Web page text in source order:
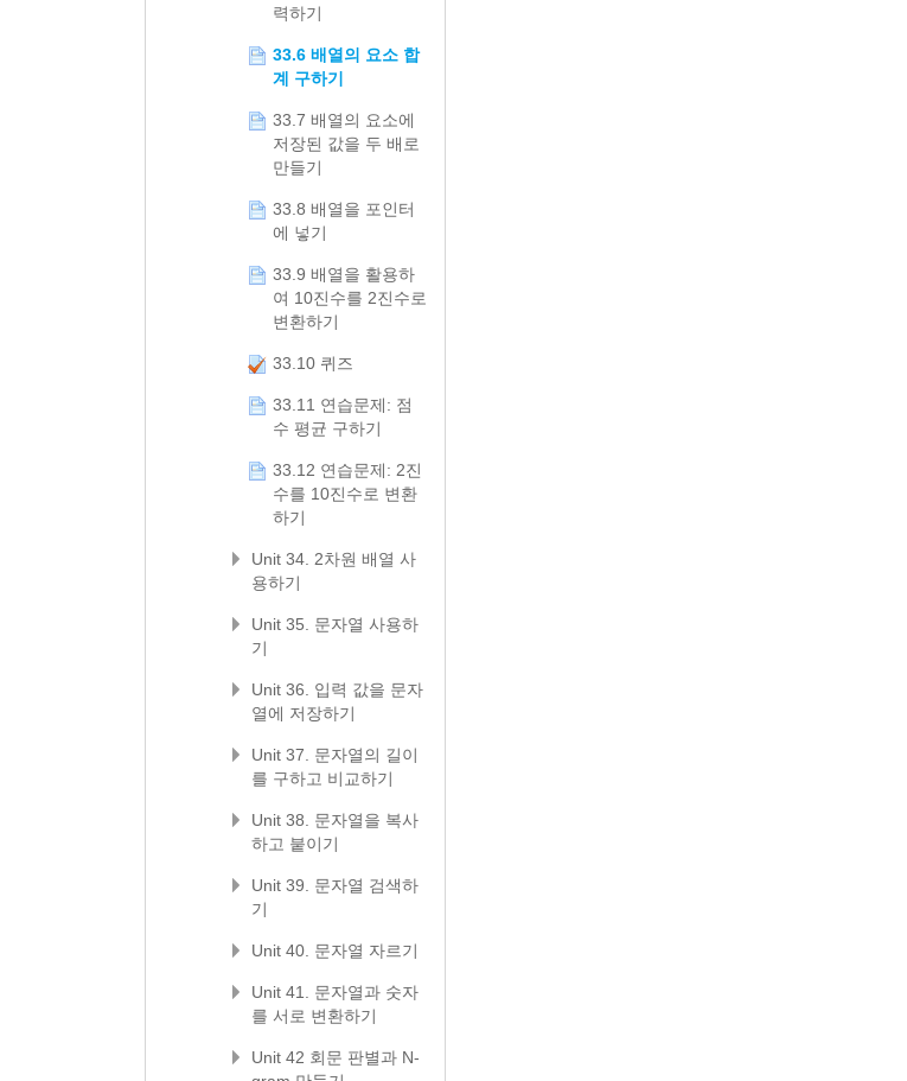
력하기
33.6 배열의 요소 합
계 구하기
33.7 배열의 요소에
저장된 값을 두 배로
만들기
33.8 배열을 포인터
에 넣기
33.9 배열을 활용하
여 10진수를 2진수로
변환하기
33.10 퀴즈
33.11 연습문제: 점
수 평균 구하기
33.12 연습문제: 2진
수를 10진수로 변환
하기
Unit 34. 2차원 배열 사
용하기
Unit 35. 문자열 사용하
기
Unit 36. 입력 값을 문자
열에 저장하기
Unit 37. 문자열의 길이
를 구하고 비교하기
Unit 38. 문자열을 복사
하고 붙이기
Unit 39. 문자열 검색하
기
Unit 40. 문자열 자르기
Unit 41. 문자열과 숫자
를 서로 변환하기
Unit 42 회문 판별과 N-